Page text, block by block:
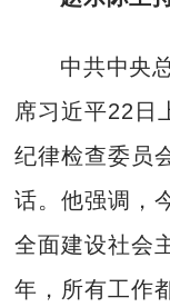
中共中央
席习近平22日
纪律检查委员
话。他强调，
全面建设社会
年，所有工作